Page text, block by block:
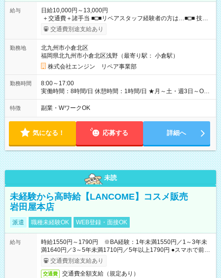
給与
日給10,000円～13,000円
＋交通費＋諸手当 ■□■リペアスタッフ経験者の方は…■□■ 技術
チェック後に日給を決定します！ ・現場数に応じて『日給が1.2
倍』！ ・その他手当により『1.5倍』になることも…！ ・その
◆交通費規定支給 ◆残業手当あり ◆子供手当あり ◆宿泊手当あり
(2000円/1日) ※宿泊を伴う現場の場合 ◆先輩スタッフの給与例
﹋﹋﹋﹋﹋﹋﹋﹋﹋﹋﹋ ・週5日勤務Aさん ＞＞日給10，000円
×20勤務 ＞＞月収20万円＋諸手当 【試用期間】試用期間あり 試
用期間の長さ：6ヶ月 ※ 雇用形態と給与に、本採用時と異なる
部分があります。 雇用形態：本採用時と同じです。 給与：日
円 121勤務目から日給10，000円～ となります。
::::: ::::: ::::: ::::: ::::: ::::::
交通費別途支給あり
勤務地
北九州市小倉北区
福岡県北九州市小倉北区浅野（最寄り駅： 小倉駅）
株式会社エンジン リペア事業部
勤務時間
8:00～17:00
実働時間：8時間/日 休憩時間：1時間/日 ★月～土・週3日～OK
★週4～5日入れる方大歓迎！※日時相談OK ★時期により連休取
得も可能！ ＼毎月希望シフト提出で働きやすい！／ 毎月20日ま
相談OK
特徴 副業・WワークOK
気になる！ 応募する 詳細へ
未読
未経験から高時給【LANCOME】コスメ販売
岩田屋本店
派遣 職種未経験OK WEB登録・面接OK
給与
時給1550円～1790円 ※BA経験：1年未満1550円／1～3年未
満1640円／3～5年未満1710円／5年以上1790円 ●スマホで前払
いOK（※上限、条件あり）
交通費別途支給あり
交通費 交通費全額支給（規定あり）